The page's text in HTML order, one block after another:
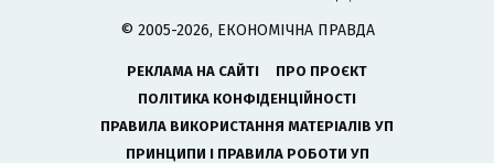
© 2005-2026, ЕКОНОМІЧНА ПРАВДА
РЕКЛАМА НА САЙТІ
ПРО ПРОЄКТ
ПОЛІТИКА КОНФІДЕНЦІЙНОСТІ
ПРАВИЛА ВИКОРИСТАННЯ МАТЕРІАЛІВ УП
ПРИНЦИПИ І ПРАВИЛА РОБОТИ УП